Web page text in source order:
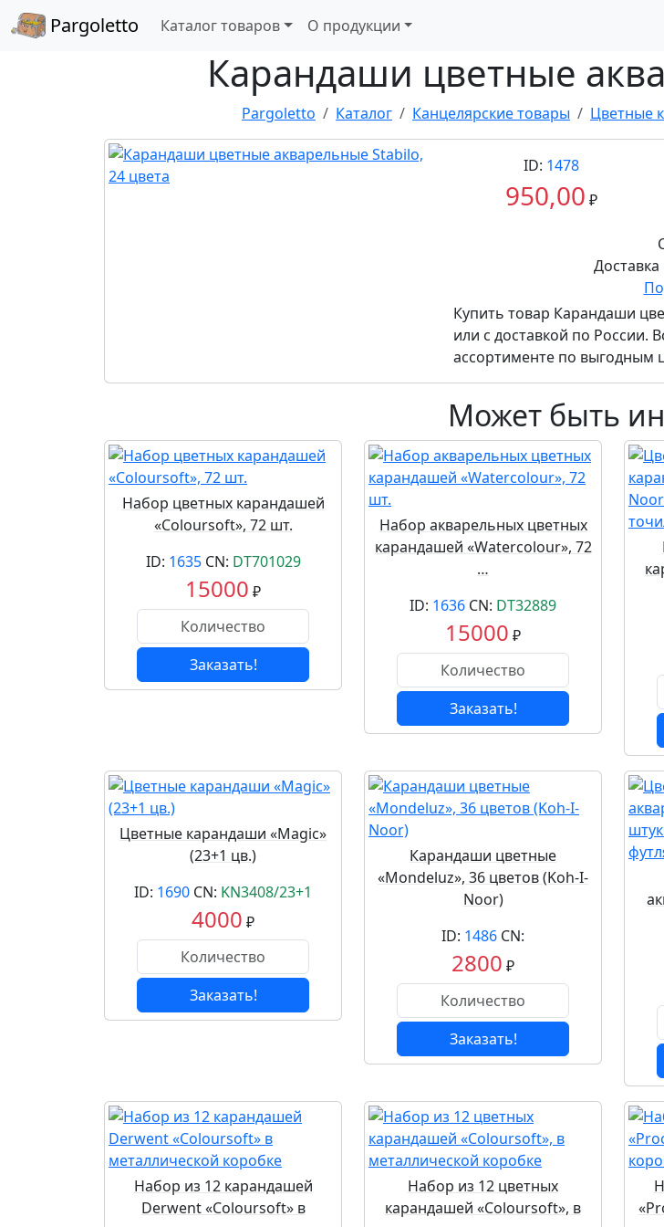
Pargoletto Каталог товаров О продукции
Карандаши цветные
Pargoletto Каталог Канцелярские товары Цветные
ID: 1478
950,00 ₽
Купить товар Карандаши
или с доставкой по России.
ассортименте по выгодным
Может быть
Набор цветных карандашей
«Coloursoft», 72 шт.
ID: 1635CN: DT701029
15000 ₽
Заказать!
Набор акварельных цветных
карандашей «Watercolour», 72
…
ID: 1636 CN: DT32889
15000 ₽
Заказать!
Цветные карандаши «Magic»
(23+1 цв.)
ID: 1690 CN: KN3408/23+1
4000 ₽
Заказать!
Карандаши цветные
«Mondeluz», 36 цветов (Koh-I-
Noor)
ID: 1486 CN:
2800 ₽
Заказать!
Набор из 12 карандашей
Derwent «Coloursoft» в
Набор из 12 цветных
карандашей «Coloursoft», в